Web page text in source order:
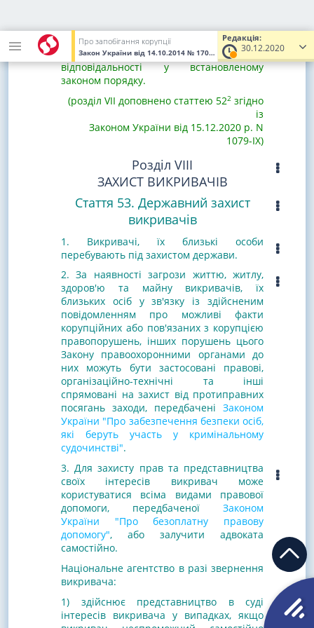
Редакція:
30.12.2020
Про запобігання корупції
Закон України від 14.10.2014 № 1700-VII (Увага! Попередня
незалежності суддів, суддів
Конституційного Суду України, підлягає
притягненню до дисциплінарної
відповідальності у встановленому
законом порядку.
(розділ VII доповнено статтею 522 згідно
із
Законом України від 15.12.2020 р. N
1079-IX)
Розділ VIII
ЗАХИСТ ВИКРИВАЧІВ
Стаття 53. Державний захист
викривачів
1. Викривачі, їх близькі особи
перебувають під захистом держави.
2. За наявності загрози життю, житлу,
здоров'ю та майну викривачів, їх
близьких осіб у зв'язку із здійсненим
повідомленням про можливі факти
корупційних або пов'язаних з корупцією
правопорушень, інших порушень цього
Закону правоохоронними органами до
них можуть бути застосовані правові,
організаційно-технічні та інші
спрямовані на захист від протиправних
посягань заходи, передбачені Законом
України "Про забезпечення безпеки осіб,
які беруть участь у кримінальному
судочинстві".
3. Для захисту прав та представництва
своїх інтересів викривач може
користуватися всіма видами правової
допомоги, передбаченої
Законом
України "Про безоплатну правову
допомогу", або залучити адвоката
самостійно.
Національне агентство в разі звернення
викривача:
1) здійснює представництво в суді
інтересів викривача у випадках, якщо